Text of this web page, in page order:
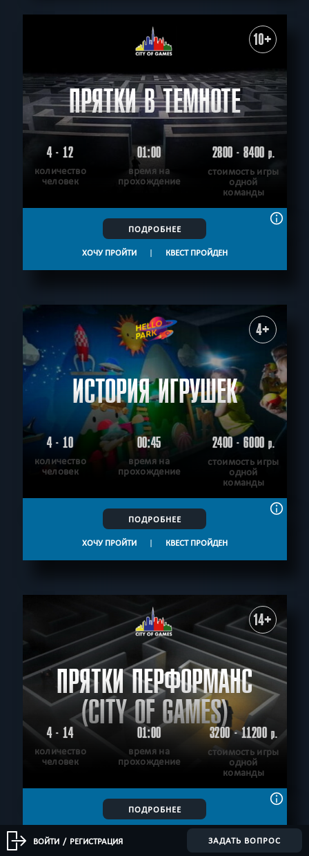
10+
ПРЯТКИ В ТЕМНОТЕ
4 - 12
количество
человек
01:00
время на
прохождение
2800 - 8400р.
стоимость игры
одной
команды
ПОДРОБНЕЕ
ХОЧУ ПРОЙТИ | КВЕСТ ПРОЙДЕН
4+
ИСТОРИЯ ИГРУШЕК
4 - 10
количество
человек
00:45
время на
прохождение
2400 - 6000р.
стоимость игры
одной
команды
ПОДРОБНЕЕ
ХОЧУ ПРОЙТИ | КВЕСТ ПРОЙДЕН
14+
ПРЯТКИ ПЕРФОРМАНС
(CITY OF GAMES)
4 - 14
количество
человек
01:00
время на
прохождение
3200 - 11200р.
стоимость игры
одной
команды
ПОДРОБНЕЕ
КВЕСТ ПРОЙДЕН
ВОЙТИ / РЕГИСТРАЦИЯ ЗАДАТЬ ВОПРОС